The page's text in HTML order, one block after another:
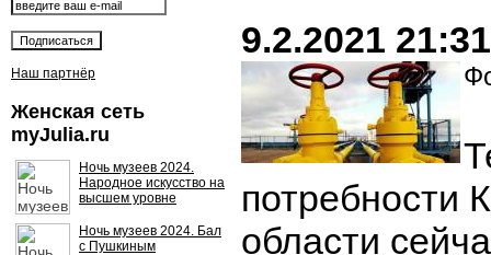
Наш партнёр
Женская сеть
myJulia.ru
Ночь музеев 2024.
Народное искусство на
высшем уровне
Ночь музеев 2024. Бал
с Пушкиным
9.2.2021 21:31
потребности
области